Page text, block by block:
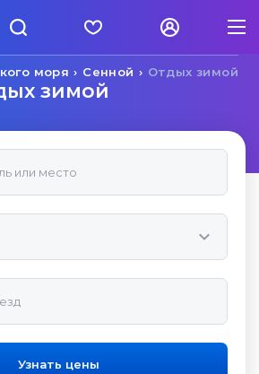
Отдых зимой
Сенной
моря
зимой
Узнать цены